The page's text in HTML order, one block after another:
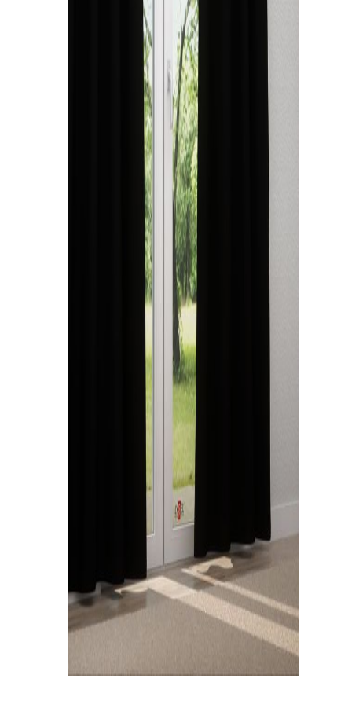
Gardinenstange